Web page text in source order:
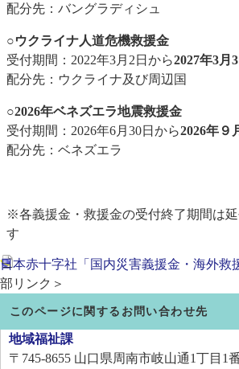
配分先：バングラディシュ​
○ウクライナ人道危機救援金
受付期間：2022年3月2日から2027年3月
配分先：ウクライナ及び周辺国
○2026年ベネズエラ地震救援金
受付期間：2026年6月30日から2026年９
配分先：ベネズエラ
※各義援金・救援金の受付終了期間は
す
日本赤十字社「国内災害義援金・海外救
部リンク＞
このページに関するお問い合わせ先
地域福祉課
〒745-8655 山口県周南市岐山通1丁目1